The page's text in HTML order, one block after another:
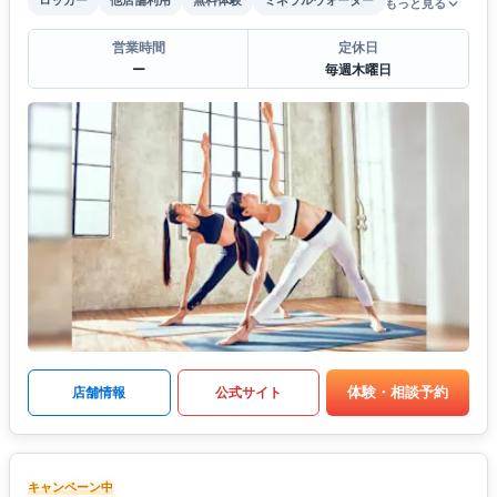
もっと見る
営業時間
ー
定休日
毎週木曜日
店舗情報 公式サイト 体験・相談予約
キャンペーン中